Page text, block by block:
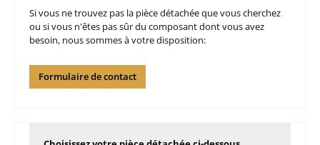
Si vous ne trouvez pas la pièce détachée que vous cherchez
ou si vous n'êtes pas sûr du composant dont vous avez
besoin, nous sommes à votre disposition:
Formulaire de contact